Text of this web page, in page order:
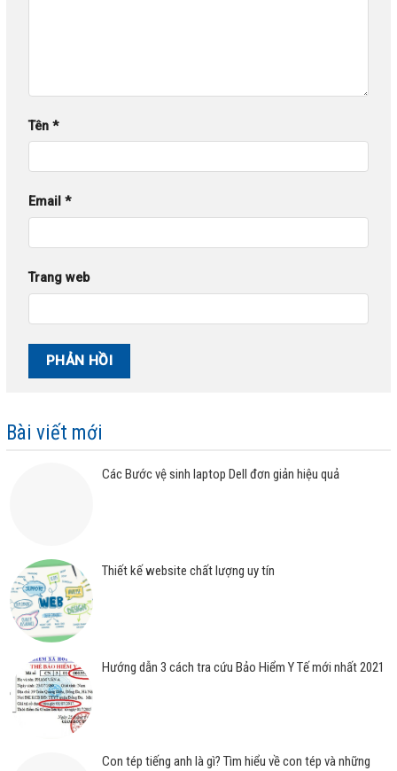
Tên *
Email *
Trang web
Bài viết mới
Các Bước vệ sinh laptop Dell đơn giản hiệu quả
Thiết kế website chất lượng uy tín
Hướng dẫn 3 cách tra cứu Bảo Hiểm Y Tế mới nhất 2021
Con tép tiếng anh là gì? Tìm hiểu về con tép và những